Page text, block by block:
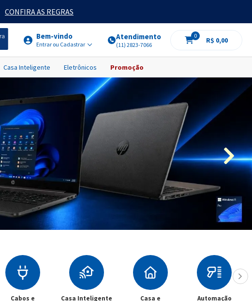
CONFIRA AS REGRAS
Bem-vindo
Entrar ou Cadastrar
Atendimento
(11) 2823-7066
0
R$ 0,00
Casa Inteligente Eletrônicos Promoção
Cabos e
Casa Inteligente
Casa e
Automação